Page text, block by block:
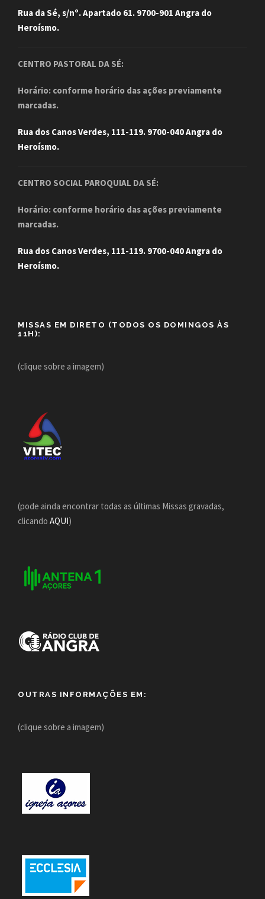
Rua da Sé, s/nº. Apartado 61. 9700-901 Angra do
Heroísmo.
CENTRO PASTORAL DA SÉ:
Horário: conforme horário das ações previamente
marcadas.
Rua dos Canos Verdes, 111-119. 9700-040 Angra do
Heroísmo.
CENTRO SOCIAL PAROQUIAL DA SÉ:
Horário: conforme horário das ações previamente
marcadas.
Rua dos Canos Verdes, 111-119. 9700-040 Angra do
Heroísmo.
MISSAS EM DIRETO (TODOS OS DOMINGOS ÀS
11H):
(clique sobre a imagem)
(pode ainda encontrar todas as últimas Missas gravadas,
clicando AQUI)
OUTRAS INFORMAÇÕES EM:
(clique sobre a imagem)